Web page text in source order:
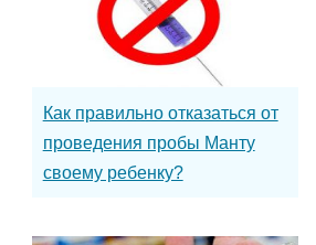
Как правильно отказаться от
проведения пробы Манту
своему ребенку?